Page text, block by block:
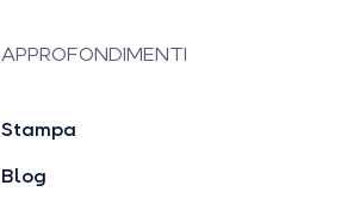
APPROFONDIMENTI
Stampa
Blog